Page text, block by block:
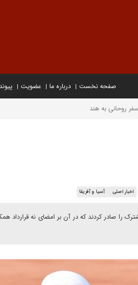
صفحه نخست درباره ما عضویت
سفر روحانی به هند
اخبار اصلی آسیا و آفریقا
را صادر کردند که در آن بر امضای نه قرارداد